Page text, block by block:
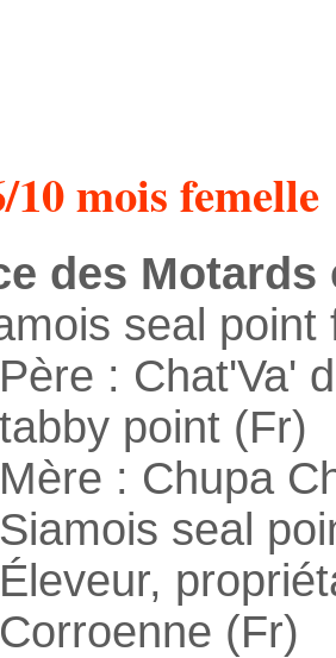
10 mois femelle
des Motards
seal
Père : Chat'Va'
tabby point (Fr)
Mère : Chupa
Siamois seal
Éleveur,
Corroenne (Fr)